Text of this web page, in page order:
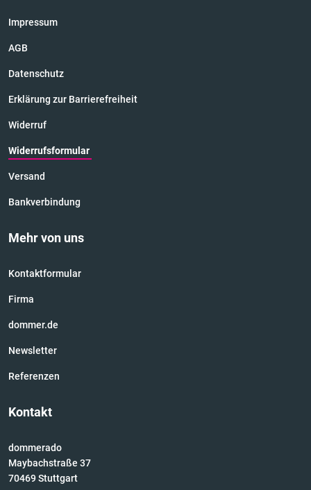
Impressum
AGB
Datenschutz
Erklärung zur Barrierefreiheit
Widerruf
Widerrufsformular
Versand
Bankverbindung
Mehr von uns
Kontaktformular
Firma
dommer.de
Newsletter
Referenzen
Kontakt
dommerado
Maybachstraße 37
70469 Stuttgart